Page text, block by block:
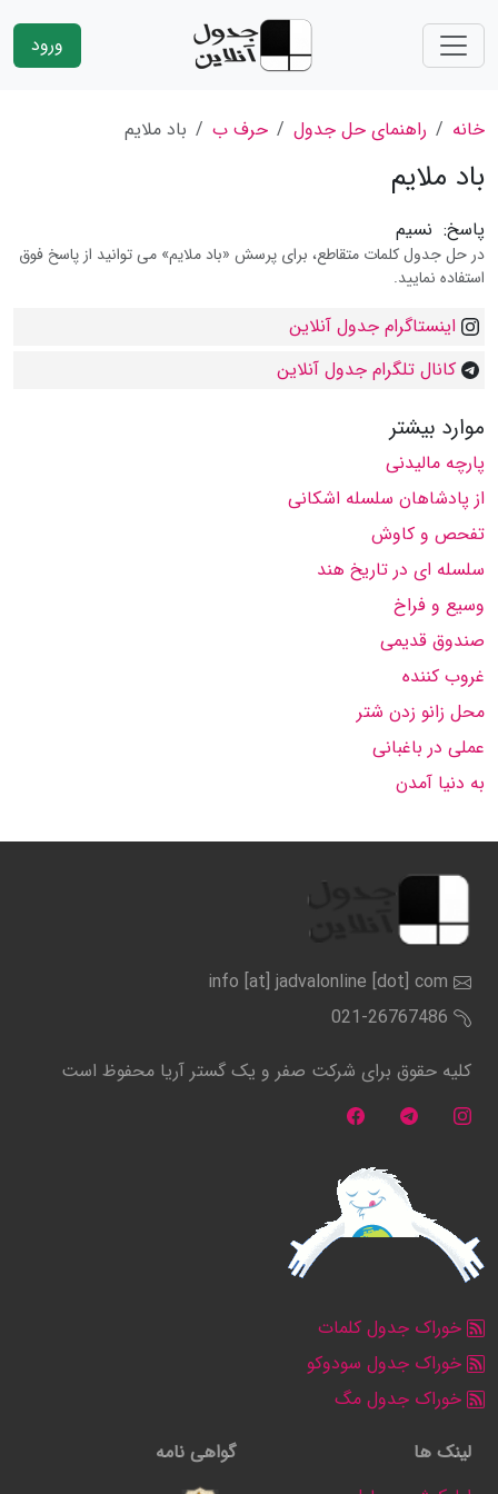
ورود
خانه راهنمای حل جدول حرف ب باد ملایم
باد ملایم
پاسخ: نسیم
در حل جدول کلمات متقاطع، برای پرسش «باد ملایم» می توانید از پاسخ فوق
استفاده نمایید.
اینستاگرام جدول آنلاین
کانال تلگرام جدول آنلاین
موارد بیشتر
پارچه مالیدنی
از پادشاهان سلسله اشکانی
تفحص و کاوش
سلسله ای در تاریخ هند
وسیع و فراخ
صندوق قدیمی
غروب کننده
محل زانو زدن شتر
عملی در باغبانی
به دنیا آمدن
info [at] jadvalonline [dot] com
021-26767486
کلیه حقوق برای شرکت صفر و یک گستر آریا محفوظ است
خوراک جدول کلمات
خوراک جدول سودوکو
خوراک جدول مگ
لینک ها
گواهی نامه